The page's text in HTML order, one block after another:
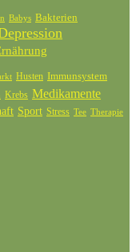
Babys Bakterien
Husten Immunsystem
Krebs Medikamente
Sport Stress Tee Therapie